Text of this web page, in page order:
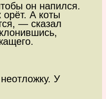
он напился.
орёт. А коты
— сказал
У